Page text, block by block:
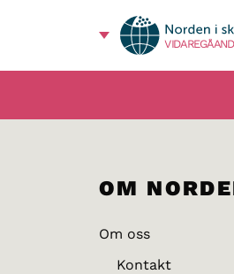
OM
Om oss
Kontakt